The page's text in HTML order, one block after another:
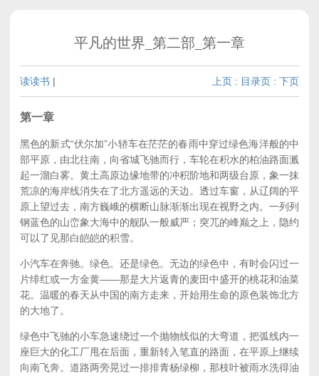
平凡的世界_第二部_第一章
读读书 | 上页 : 目录页 : 下页
第一章
黑色的新式“伏尔加”小轿车在茫茫的春雨中穿过绿色海洋般的中
部平原，由北往南，向省城飞驰而行，车轮在积水的柏油路面溅
起一溜白雾。黄土高原边缘地带的冲积阶地和两级台原，象一抹
荒凉的海岸线消失在了北方遥远的天边。透过车窗，从辽阔的平
原上望过去，南方巍峨的横断山脉渐渐出现在视野之内。一列列
钢蓝色的山峦象大海中的舰队一般威严；突兀的峰巅之上，隐约
可以了见那白皑皑的积雪。
小汽车在奔驰。绿色。还是绿色。无边的绿色中，有时会闪过一
片绯红或一方金黄——那是大片返青的麦田中盛开的桃花和油菜
花。温暖的春天从中国的南方走来，开始用生命的原色装饰北方
的大地了。
绿色中飞驰的小车急速绕过一个抛物线似的大弯道，把弧线内一
座巨大的化工厂甩在后面，重新转入笔直的路面，在平原上继续
向南飞奔。道路两旁晃过一排排青杨绿柳，那枝叶被雨水洗得油